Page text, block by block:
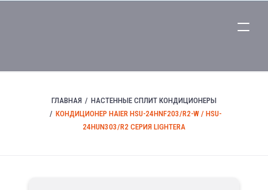
ГЛАВНАЯ
НАСТЕННЫЕ СПЛИТ КОНДИЦИОНЕРЫ
КОНДИЦИОНЕР HAIER HSU-24HNF203/R2-W / HSU-
24HUN303/R2 СЕРИЯ LIGHTERA